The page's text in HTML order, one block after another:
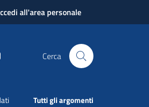
all'area personale
Cerca
Tutti gli argomenti